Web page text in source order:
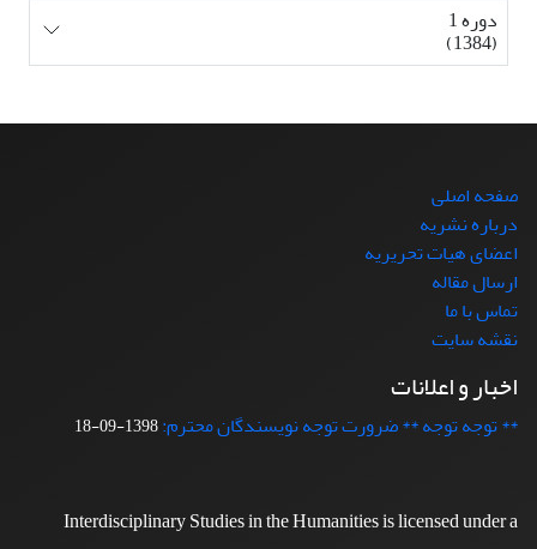
دوره 1
(1384)
صفحه اصلی
درباره نشریه
اعضای هیات تحریریه
ارسال مقاله
تماس با ما
نقشه سایت
اخبار و اعلانات
** توجه توجه ** ضرورت توجه نویسندگان محترم:1398-09-18
Interdisciplinary Studies in the Humanities is licensed under a